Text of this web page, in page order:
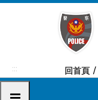
跳
容
::: 回首頁
選單